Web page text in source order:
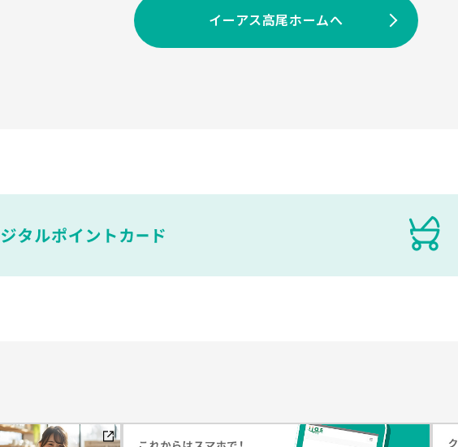
イーアス高尾ホームへ